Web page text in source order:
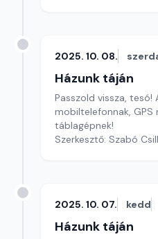
2025. 10. 08.
Házunk táján
Passzold vissza,
mobiltelefonnak, GPS
táblagépnek!
Szerkesztő: Szabó
2025. 10. 07. kedd
Házunk táján